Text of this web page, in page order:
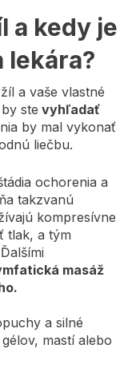
a kedy je
lekára?
a vaše vlastné
ste vyhľadať
by mal vykonať
liečbu.
ochorenia a
takzvanú
kompresívne
tlak, a tým
masáž
a silné
mastí alebo